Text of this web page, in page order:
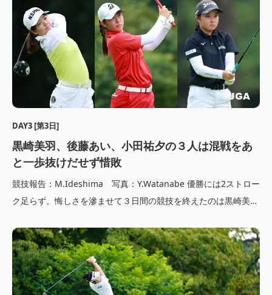
5番、6番ホールとバーディを重ねトップを猛追。迎 […]
DAY3 [第3日]
黒崎美羽、後藤あい、小田祐夕の３人は混戦をあ
と一歩抜けだせず惜敗
競技報告：M.Ideshima 写真：Y.Watanabe 優勝には2ストロー
ク足らず。悔しさを滲ませて３日間の競技を終えたのは黒崎美羽
（長門高校１年）の３人だ。 スタートから攻勢をかけたのは黒
崎だ。6番ホールを終えて５バーディ・ノーボギー。 […]